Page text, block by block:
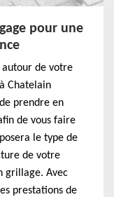
pour une
autour de votre
Chatelain
prendre en
de vous faire
le type de
de votre
grillage. Avec
prestations de